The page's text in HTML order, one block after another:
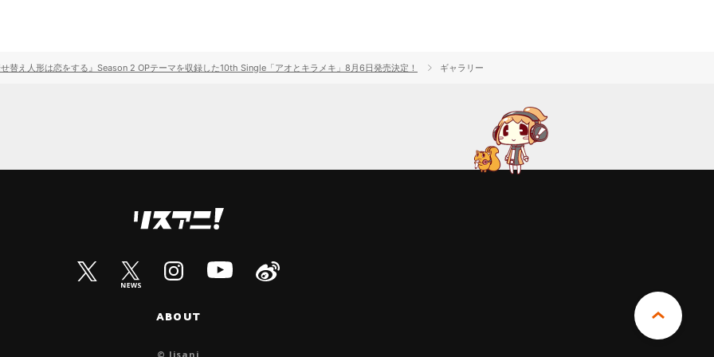
替え人形は恋をする』Season 2 OPテーマを収録した10th Single「アオとキラメキ」8月6日発売決定！ ギャラリー
ABOUT
© lisani